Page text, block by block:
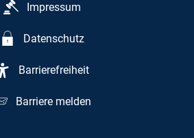
Impressum
Datenschutz
Barrierefreiheit
Barriere melden